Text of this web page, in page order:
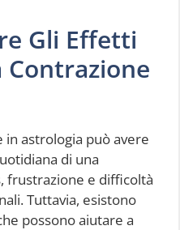
Gli Effetti
Contrazione
astrologia può avere
di una
frustrazione e difficoltà
Tuttavia, esistono
possono aiutare a